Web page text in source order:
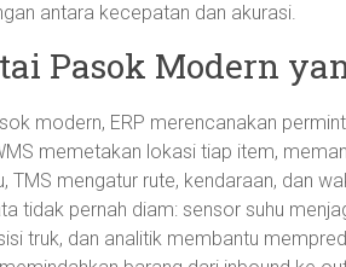
antara kecepatan dan akurasi.
Pasok Modern
modern, ERP merencanakan
memetakan lokasi tiap item,
TMS mengatur rute, kendaraan, dan
tidak pernah diam: sensor suhu
truk, dan analitik membantu